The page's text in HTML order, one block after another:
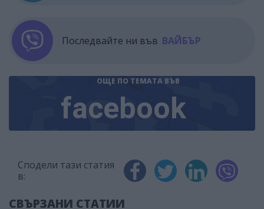
Последвайте ни във ВАЙБЪР
ОЩЕ ПО ТЕМАТА ВЪВ
facebook
Сподели тази статия
в:
СВЪРЗАНИ СТАТИИ